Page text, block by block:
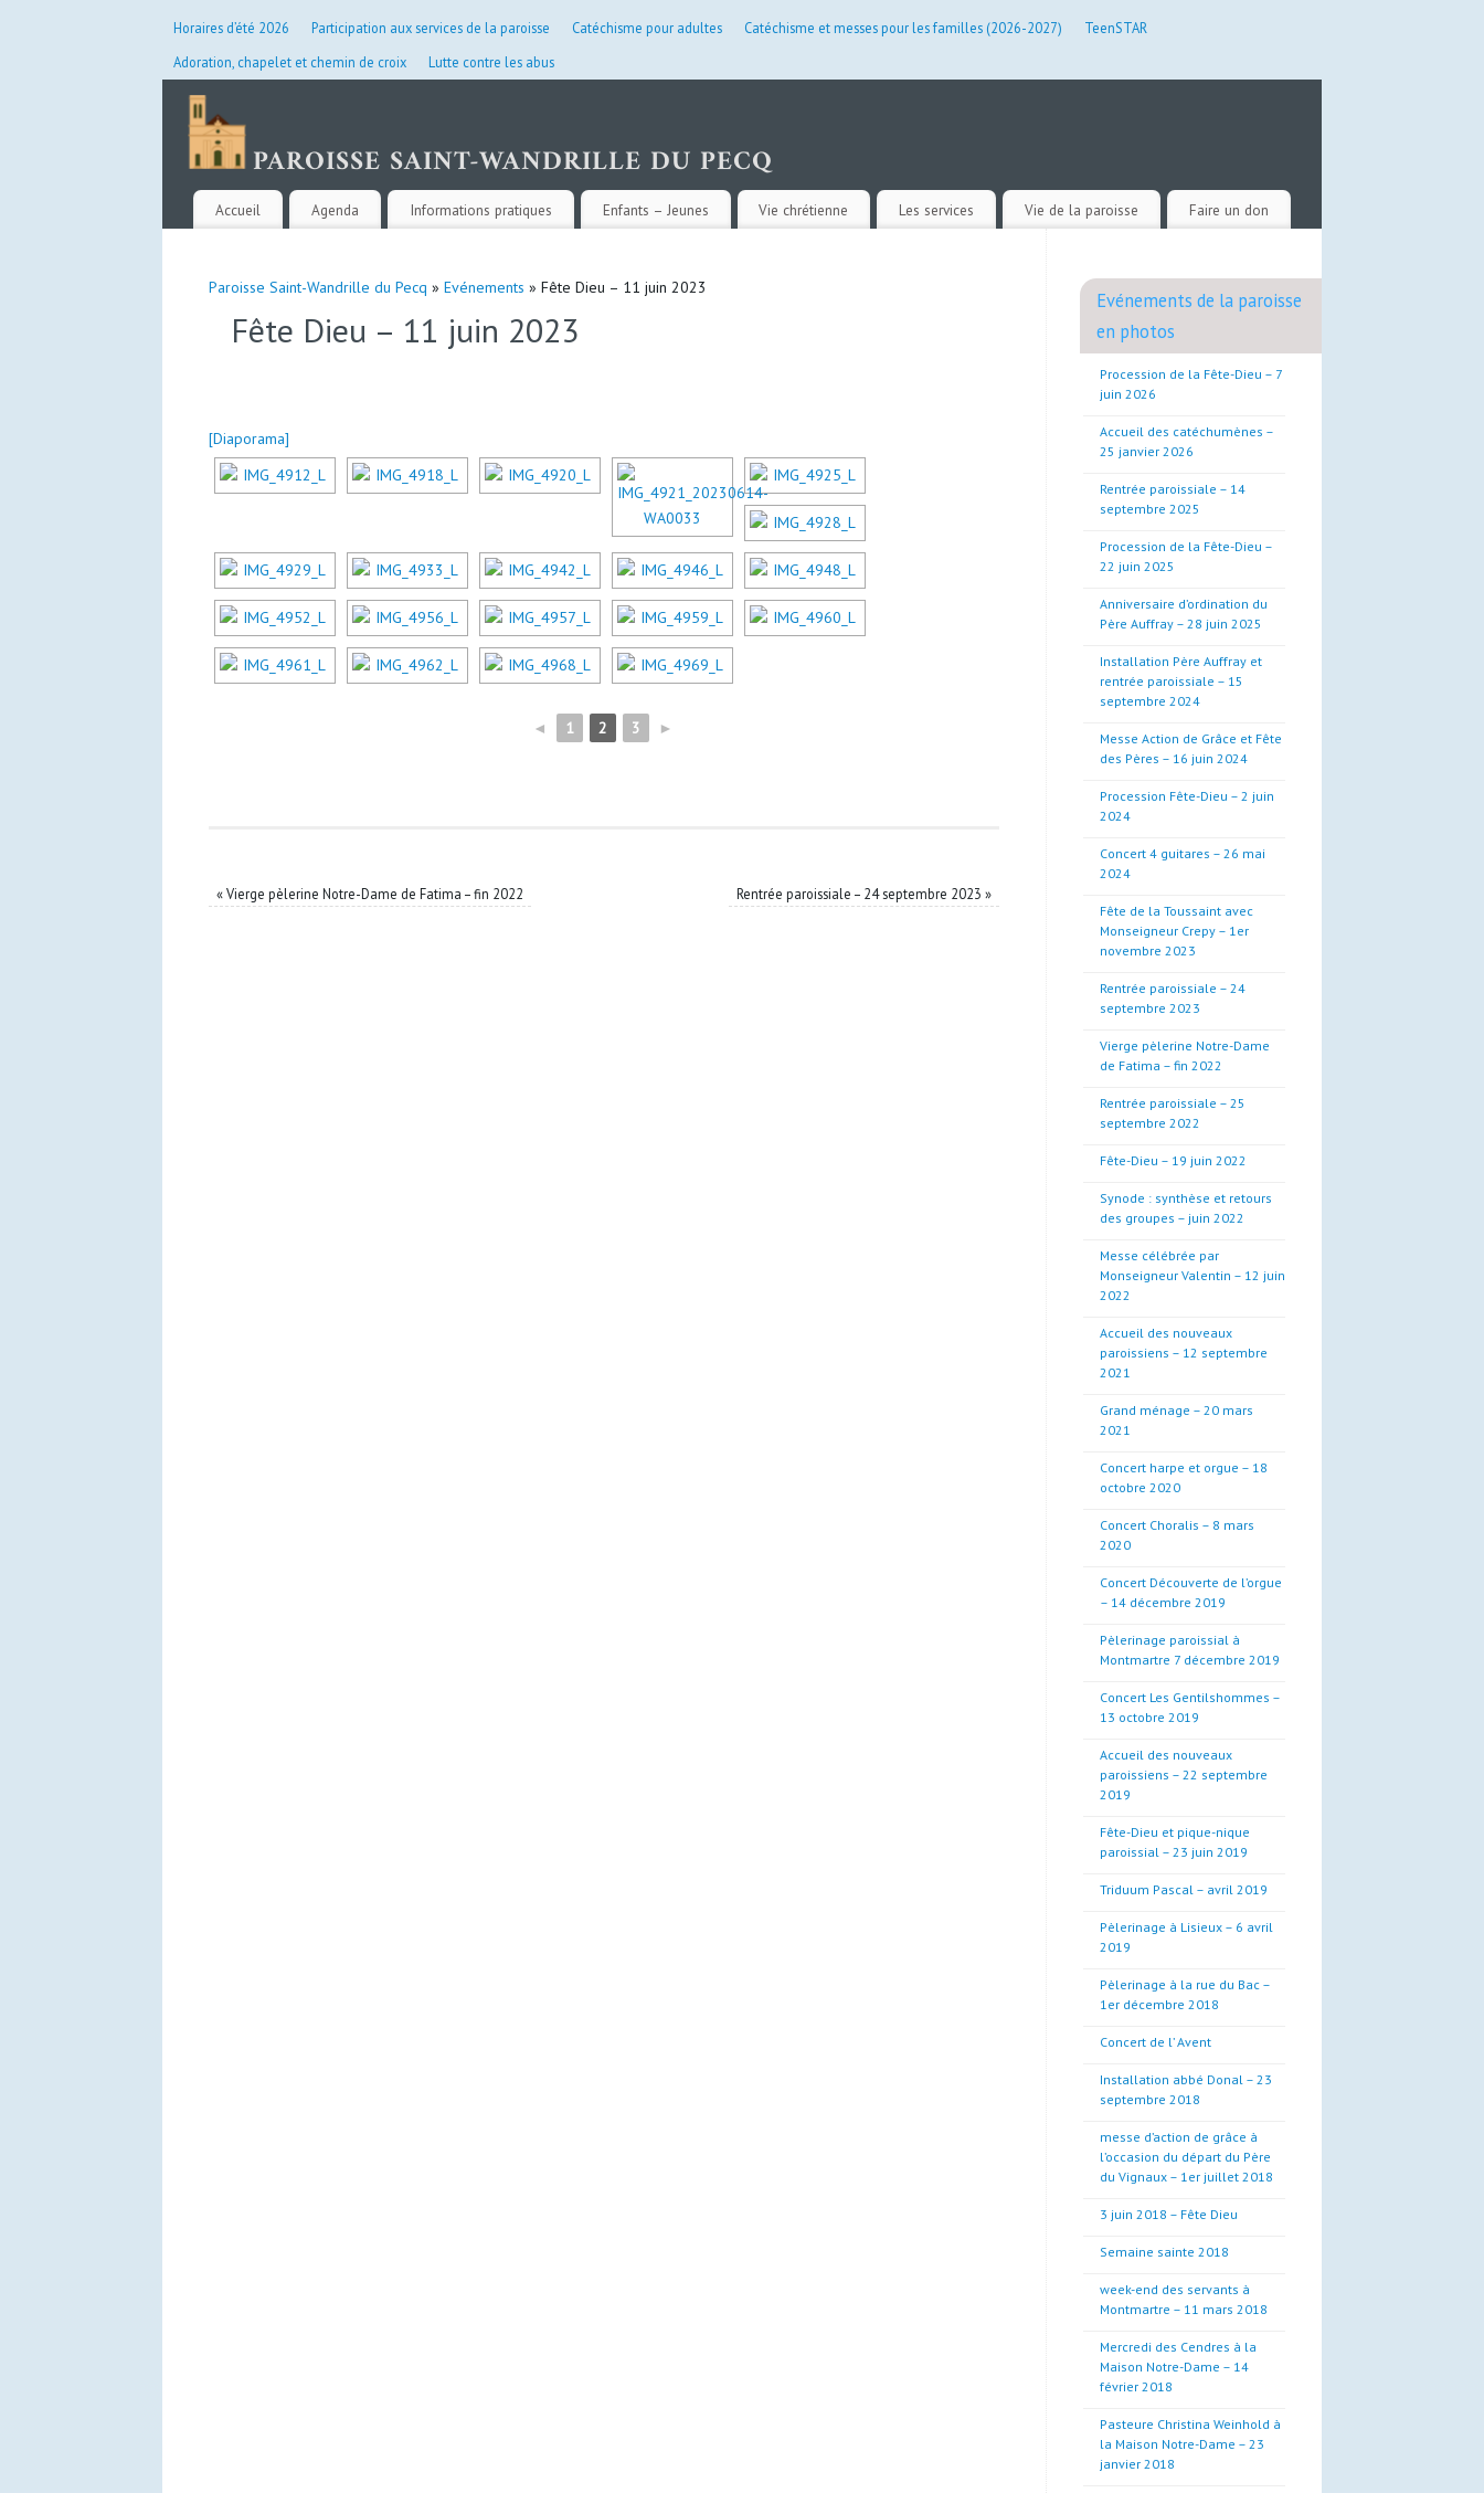
Horaires d’été 2026 Participation aux services de la paroisse Catéchisme pour adultes Catéchisme et messes pour les familles (2026-2027)
TeenSTAR
Adoration, chapelet et chemin de croix
Lutte contre les abus
Accueil Agenda Informations pratiques Enfants – Jeunes Vie chrétienne Les services Vie de la paroisse Faire un don
Paroisse Saint-Wandrille du Pecq » Evénements » Fête Dieu – 11 juin 2023
Fête Dieu – 11 juin 2023
[Diaporama]
◄ 1 2 3 ►
«Vierge pèlerine Notre-Dame de Fatima – fin 2022 Rentrée paroissiale – 24 septembre 2023 »
Evénements de la paroisse
en photos
Procession de la Fête-Dieu – 7
juin 2026
Accueil des catéchumènes –
25 janvier 2026
Rentrée paroissiale – 14
septembre 2025
Procession de la Fête-Dieu –
22 juin 2025
Anniversaire d’ordination du
Père Auffray – 28 juin 2025
Installation Père Auffray et
rentrée paroissiale – 15
septembre 2024
Messe Action de Grâce et Fête
des Pères – 16 juin 2024
Procession Fête-Dieu – 2 juin
2024
Concert 4 guitares – 26 mai
2024
Fête de la Toussaint avec
Monseigneur Crepy – 1er
novembre 2023
Rentrée paroissiale – 24
septembre 2023
Vierge pèlerine Notre-Dame
de Fatima – fin 2022
Rentrée paroissiale – 25
septembre 2022
Fête-Dieu – 19 juin 2022
Synode : synthèse et retours
des groupes – juin 2022
Messe célébrée par
Monseigneur Valentin – 12 juin
2022
Accueil des nouveaux
paroissiens – 12 septembre
2021
Grand ménage – 20 mars
2021
Concert harpe et orgue – 18
octobre 2020
Concert Choralis – 8 mars
2020
Concert Découverte de l’orgue
– 14 décembre 2019
Pèlerinage paroissial à
Montmartre 7 décembre 2019
Concert Les Gentilshommes –
13 octobre 2019
Accueil des nouveaux
paroissiens – 22 septembre
2019
Fête-Dieu et pique-nique
paroissial – 23 juin 2019
Triduum Pascal – avril 2019
Pèlerinage à Lisieux – 6 avril
2019
Pèlerinage à la rue du Bac –
1er décembre 2018
Concert de l’ Avent
Installation abbé Donal – 23
septembre 2018
messe d’action de grâce à
l’occasion du départ du Père
du Vignaux – 1er juillet 2018
3 juin 2018 – Fête Dieu
Semaine sainte 2018
week-end des servants à
Montmartre – 11 mars 2018
Mercredi des Cendres à la
Maison Notre-Dame – 14
février 2018
Pasteure Christina Weinhold à
la Maison Notre-Dame – 23
janvier 2018